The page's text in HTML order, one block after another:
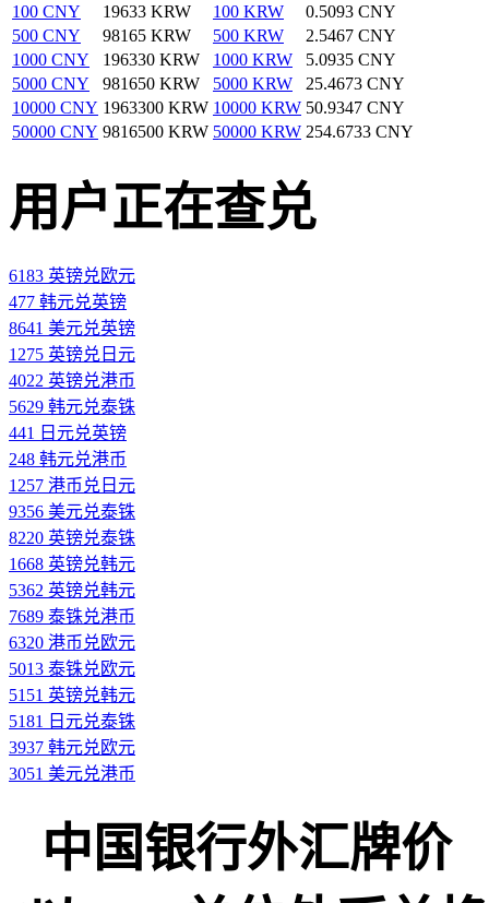
100 CNY
19633 KRW 100 KRW
0.5093 CNY
500 CNY
98165 KRW 500 KRW
2.5467 CNY
1000 CNY
196330 KRW 1000 KRW
5.0935 CNY
5000 CNY
981650 KRW 5000 KRW
25.4673 CNY
10000 CNY 1963300 KRW 10000 KRW 50.9347 CNY
50000 CNY 9816500 KRW 50000 KRW 254.6733 CNY
用户正在查兑
6183 英镑兑欧元
477 韩元兑英镑
8641 美元兑英镑
1275 英镑兑日元
4022 英镑兑港币
5629 韩元兑泰铢
441 日元兑英镑
248 韩元兑港币
1257 港币兑日元
9356 美元兑泰铢
8220 英镑兑泰铢
1668 英镑兑韩元
5362 英镑兑韩元
7689 泰铢兑港币
6320 港币兑欧元
5013 泰铢兑欧元
5151 英镑兑韩元
5181 日元兑泰铢
3937 韩元兑欧元
3051 美元兑港币
中国银行外汇牌价